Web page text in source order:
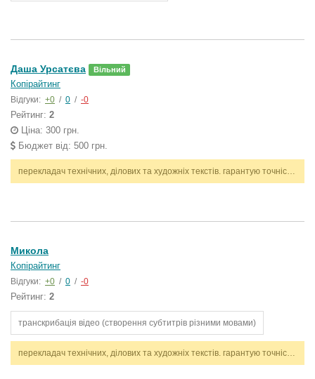
Даша Урсатєва Вільний
Копірайтинг
Відгуки: +0 / 0 / -0
Рейтинг: 2
Ціна: 300 грн.
Бюджет від: 500 грн.
перекладач технічних, ділових та художніх текстів. гарантую точність, стилістичну відповідність і дотримання термінів. працюю з англійською та українською мовами.
Микола
Копірайтинг
Відгуки: +0 / 0 / -0
Рейтинг: 2
транскрибація відео (створення субтитрів різними мовами)
перекладач технічних, ділових та художніх текстів. гарантую точність, стилістичну відповідність і дотримання термінів. працюю з англійською та українською мовами.